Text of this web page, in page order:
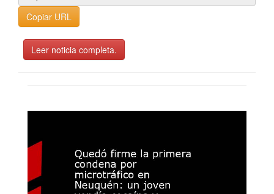
Copiar URL
Leer noticia completa.